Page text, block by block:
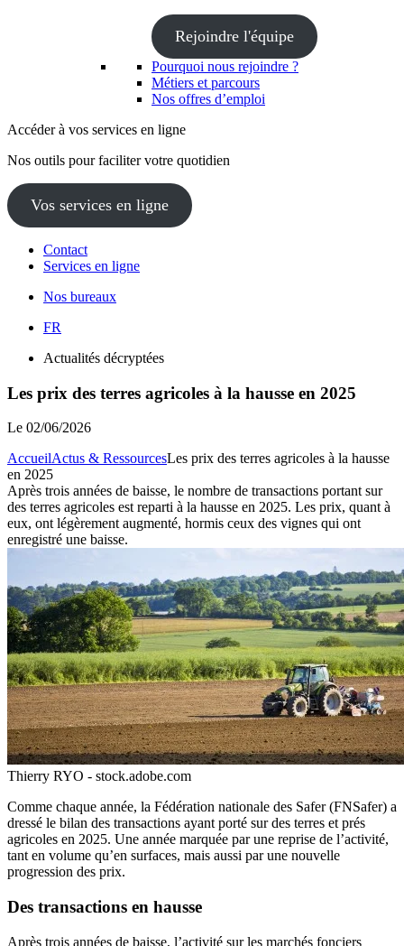
Rejoindre l'équipe
Pourquoi nous rejoindre ?
Métiers et parcours
Nos offres d’emploi
Accéder à vos services en ligne
Nos outils pour faciliter votre quotidien
Vos services en ligne
Contact
Services en ligne
Nos bureaux
FR
Actualités décryptées
Les prix des terres agricoles à la hausse en 2025
Le 02/06/2026
AccueilActus & RessourcesLes prix des terres agricoles à la hausse
en 2025
Après trois années de baisse, le nombre de transactions portant sur
des terres agricoles est reparti à la hausse en 2025. Les prix, quant à
eux, ont légèrement augmenté, hormis ceux des vignes qui ont
enregistré une baisse.
Thierry RYO - stock.adobe.com
Comme chaque année, la Fédération nationale des Safer (FNSafer) a
dressé le bilan des transactions ayant porté sur des terres et prés
agricoles en 2025. Une année marquée par une reprise de l’activité,
tant en volume qu’en surfaces, mais aussi par une nouvelle
progression des prix.
Des transactions en hausse
Après trois années de baisse, l’activité sur les marchés fonciers